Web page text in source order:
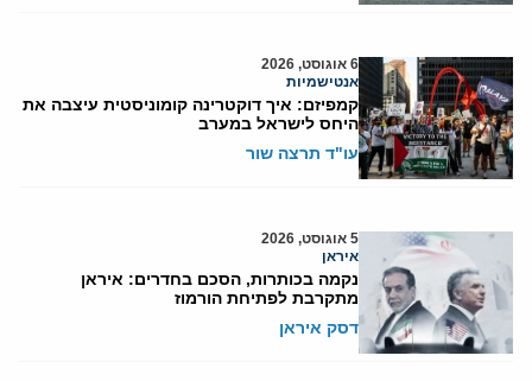
6 אוגוסט, 2026
אנטישמיות
קמפיזם: איך דוקטרינה קומוניסטית עיצבה את
היחס לישראל במערב
עו"ד תרצה שור
5 אוגוסט, 2026
איראן
נקמה בכותרות, הסכם בחדרים: איראן
מתקרבת לפתיחת הורמוז
דסק איראן